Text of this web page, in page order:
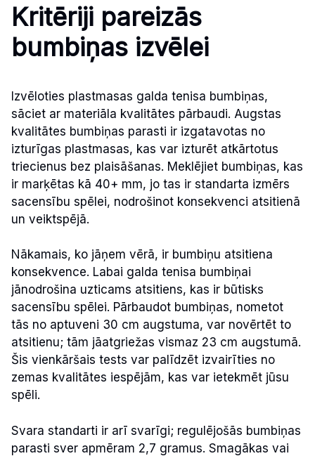
Kritēriji pareizās
bumbiņas izvēlei
Izvēloties plastmasas galda tenisa bumbiņas,
sāciet ar materiāla kvalitātes pārbaudi. Augstas
kvalitātes bumbiņas parasti ir izgatavotas no
izturīgas plastmasas, kas var izturēt atkārtotus
triecienus bez plaisāšanas. Meklējiet bumbiņas, kas
ir marķētas kā 40+ mm, jo tas ir standarta izmērs
sacensību spēlei, nodrošinot konsekvenci atsitienā
un veiktspējā.
Nākamais, ko jāņem vērā, ir bumbiņu atsitiena
konsekvence. Labai galda tenisa bumbiņai
jānodrošina uzticams atsitiens, kas ir būtisks
sacensību spēlei. Pārbaudot bumbiņas, nometot
tās no aptuveni 30 cm augstuma, var novērtēt to
atsitienu; tām jāatgriežas vismaz 23 cm augstumā.
Šis vienkāršais tests var palīdzēt izvairīties no
zemas kvalitātes iespējām, kas var ietekmēt jūsu
spēli.
Svara standarti ir arī svarīgi; regulējošās bumbiņas
parasti sver apmēram 2,7 gramus. Smagākas vai